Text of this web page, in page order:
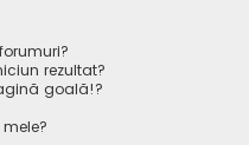
rezultat?
goală!?